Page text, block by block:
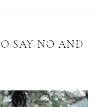
SAY NO AND